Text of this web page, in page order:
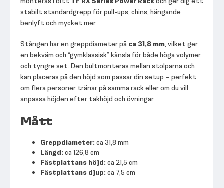
stabilt standardgrepp för pull-ups, chins, hängande
benlyft och mycket mer.
Stången har en greppdiameter på ca 31,8 mm, vilket ger
en bekväm och “gymklassisk” känsla för både höga volymer
och tyngre set. Den bultmonteras mellan stolparna och
kan placeras på den höjd som passar din setup – perfekt
om flera personer tränar på samma rack eller om du vill
anpassa höjden efter takhöjd och övningar.
Mått
Greppdiameter: ca 31,8 mm
Längd: ca 126,8 cm
Fästplattans höjd: ca 21,5 cm
Fästplattans djup: ca 7,5 cm